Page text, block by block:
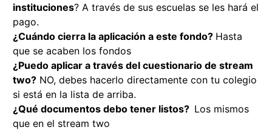
instituciones? A través de sus escuelas se les hará el
pago.
¿Cuándo cierra la aplicación a este fondo? Hasta
que se acaben los fondos
¿Puedo aplicar a través del cuestionario de stream
two? NO, debes hacerlo directamente con tu colegio
si está en la lista de arriba.
¿Qué documentos debo tener listos? Los mismos
que en el stream two